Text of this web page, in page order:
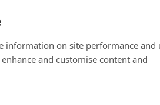
information on site performance and
and customise content and